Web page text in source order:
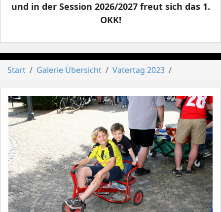
und in der Session 2026/2027 freut sich das 1.
OKK!
Start Galerie Übersicht Vatertag 2023